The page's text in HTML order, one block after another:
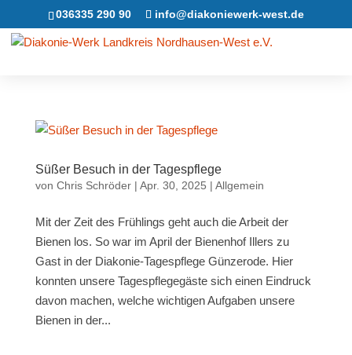
036335 290 90 info@diakoniewerk-west.de
Süßer Besuch in der Tagespflege
von Chris Schröder| Apr. 30, 2025 | Allgemein
Mit der Zeit des Frühlings geht auch die Arbeit der
Bienen los. So war im April der Bienenhof Illers zu
Gast in der Diakonie-Tagespflege Günzerode. Hier
konnten unsere Tagespflegegäste sich einen Eindruck
davon machen, welche wichtigen Aufgaben unsere
Bienen in der...